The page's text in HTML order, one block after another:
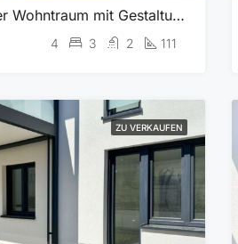
Lichtdurchfluteter Wohntraum mit Gestaltungsoption! Erstbezug in 2. Reihe | TG-Stellplatz mgl.
4 3 2 111
ZU VERKAUFEN